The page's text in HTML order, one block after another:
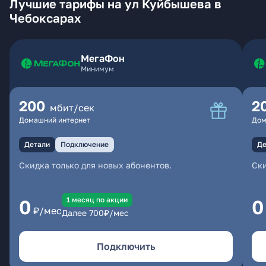
Лучшие тарифы на ул Куйбышева в
Чебоксарах
МегаФон
Минимум
200 мбит/сек
Домашний интернет
Детали Подключение
Скидка только для новых абонентов.
0 ₽/мес
1 месяц по акции
Далее 700₽/мес
Подключить
0